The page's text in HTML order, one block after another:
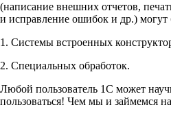
(написание внешних отчетов,
и исправление ошибок и др.)
1. Системы встроенных
2. Специальных обработок.
Любой пользователь 1С может
пользоваться! Чем мы и займемся